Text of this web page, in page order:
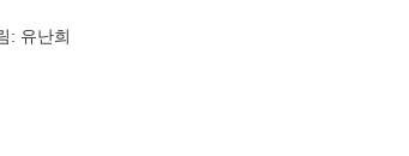
: 유난희